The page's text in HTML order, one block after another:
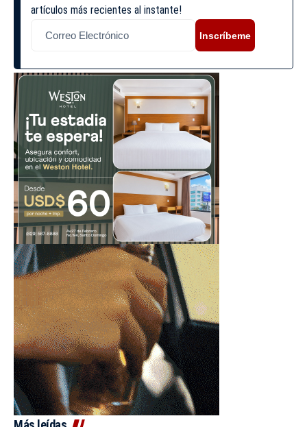
artículos más recientes al instante!
Inscríbeme